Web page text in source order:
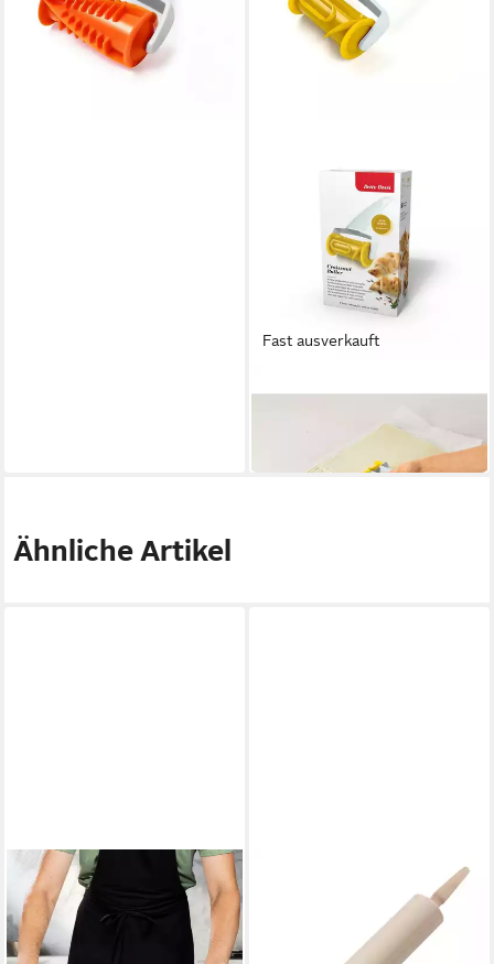
Fast ausverkauft
Ähnliche Artikel